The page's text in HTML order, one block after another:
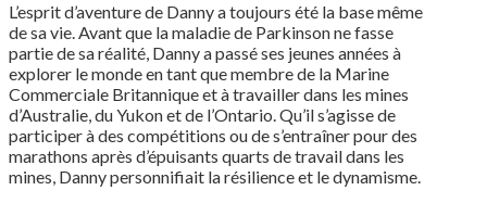
L’espritd’aventurede Danny atoujours été la basemême
desavie. Avant que lamaladiede Parkinson nefasse
partiedesaréalité, Danny a passéses jeunes années à
explorer le mondeentant quemembrede la Marine
Commerciale Britanniqueet àtravaillerdans les mines
d’Australie, du Yukon et de l’Ontario.Qu’ils’agissede
participerà des compétitions oudes’entraînerpour des
marathons après d’épuisants quarts de travail dans les
mines, Dannypersonnifiait larésilienceet ledynamisme.